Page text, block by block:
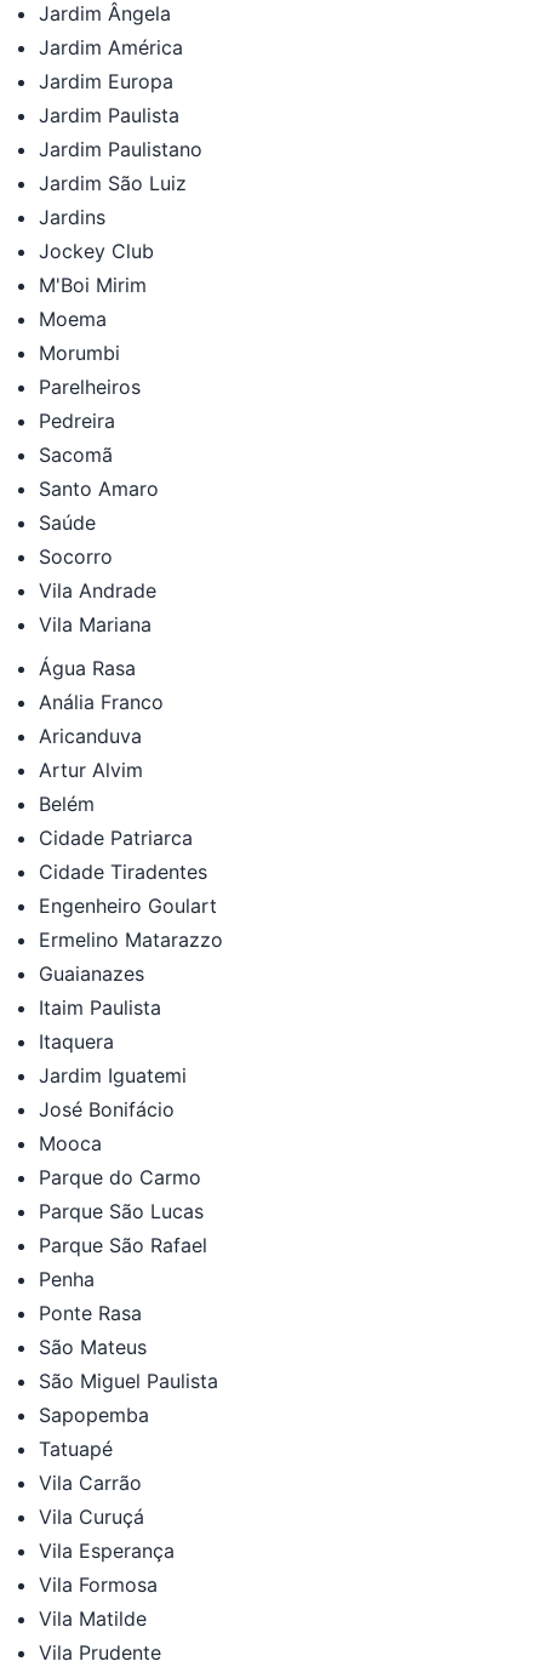
Jardim Ângela
Jardim América
Jardim Europa
Jardim Paulista
Jardim Paulistano
Jardim São Luiz
Jardins
Jockey Club
M'Boi Mirim
Moema
Morumbi
Parelheiros
Pedreira
Sacomã
Santo Amaro
Saúde
Socorro
Vila Andrade
Vila Mariana
Água Rasa
Anália Franco
Aricanduva
Artur Alvim
Belém
Cidade Patriarca
Cidade Tiradentes
Engenheiro Goulart
Ermelino Matarazzo
Guaianazes
Itaim Paulista
Itaquera
Jardim Iguatemi
José Bonifácio
Mooca
Parque do Carmo
Parque São Lucas
Parque São Rafael
Penha
Ponte Rasa
São Mateus
São Miguel Paulista
Sapopemba
Tatuapé
Vila Carrão
Vila Curuçá
Vila Esperança
Vila Formosa
Vila Matilde
Vila Prudente